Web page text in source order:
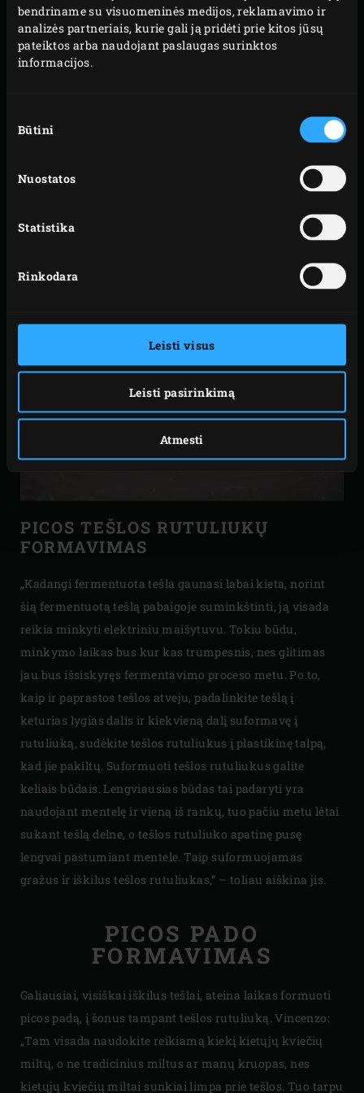
bendriname su visuomeninės medijos, reklamavimo ir
analizės partneriais, kurie gali ją pridėti prie kitos jūsų
pateiktos arba naudojant paslaugas surinktos
informacijos.
pasirinkimas
Būtini
Nuostatos
Statistika
Rinkodara
Leisti visus
Leisti pasirinkimą
Atmesti
„Ruošiant tešlos mišinį fermentavimui, labai svarbu yra
naudoti tinkamos temperatūros vandenį. Tam aš
naudoju 55 skaičiaus taisyklę. Iš pradžių imate 55
kontroliuos jūsų fermentuojamo mišinio temperatūrą,
PICOS TEŠLOS RUTULIUKŲ
FORMAVIMAS
„Kadangi fermentuota tešla gaunasi labai kieta, norint
šią fermentuotą tešlą pabaigoje suminkštinti, ją visada
reikia minkyti elektriniu maišytuvu. Tokiu būdu,
minkymo laikas bus kur kas trumpesnis, nes glitimas
jau bus išsiskyręs fermentavimo proceso metu. Po to,
kaip ir paprastos tešlos atveju, padalinkite tešlą į
keturias lygias dalis ir kiekvieną dalį suformavę į
rutuliuką, sudėkite tešlos rutuliukus į plastikinę talpą,
kad jie pakiltų. Suformuoti tešlos rutuliukus galite
keliais būdais. Lengviausias būdas tai padaryti yra
naudojant mentelę ir vieną iš rankų, tuo pačiu metu lėtai
sukant tešlą delne, o tešlos rutuliuko apatinę pusę
lengvai pastumiant mentele. Taip suformuojamas
gražus ir iškilus tešlos rutuliukas,“ – toliau aiškina jis.
PICOS PADO
FORMAVIMAS
Galiausiai, visiškai iškilus tešlai, ateina laikas formuoti
picos padą, į šonus tampant tešlos rutuliuką. Vincenzo:
„Tam visada naudokite reikiamą kiekį kietųjų kviečių
miltų, o ne tradicinius miltus ar manų kruopas, nes
kietųjų kviečių miltai sunkiai limpa prie tešlos. Tuo tarpu